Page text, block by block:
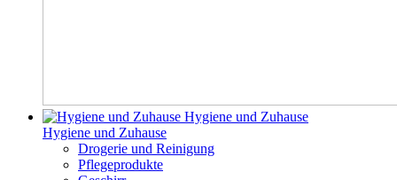
Hygiene und Zuhause
Hygiene und Zuhause
Drogerie und Reinigung
Pflegeprodukte